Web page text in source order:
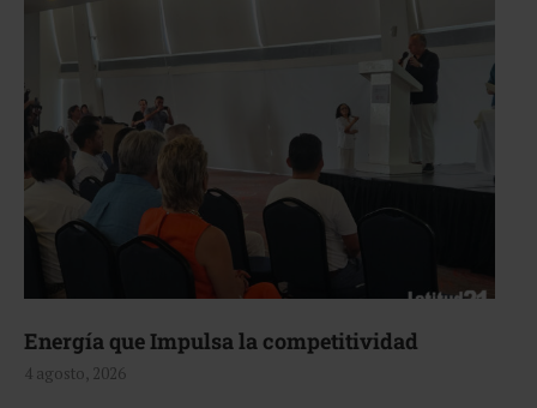
Energía que Impulsa la competitividad
4 agosto, 2026